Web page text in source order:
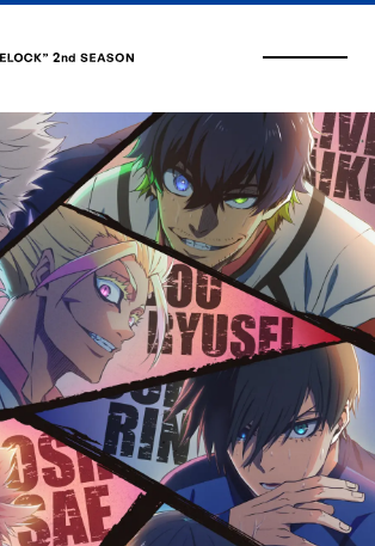
を教えてください。
クターの印象と演じるうえでの意気込みを教
OPENING THEME
SQUARE GARDEN
傍若のカリスマ」
ENDING THEME
Snow Man
「One」